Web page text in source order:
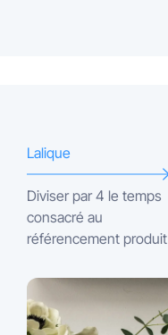
Lalique
Diviser par 4 le temps
consacré au
référencement produit